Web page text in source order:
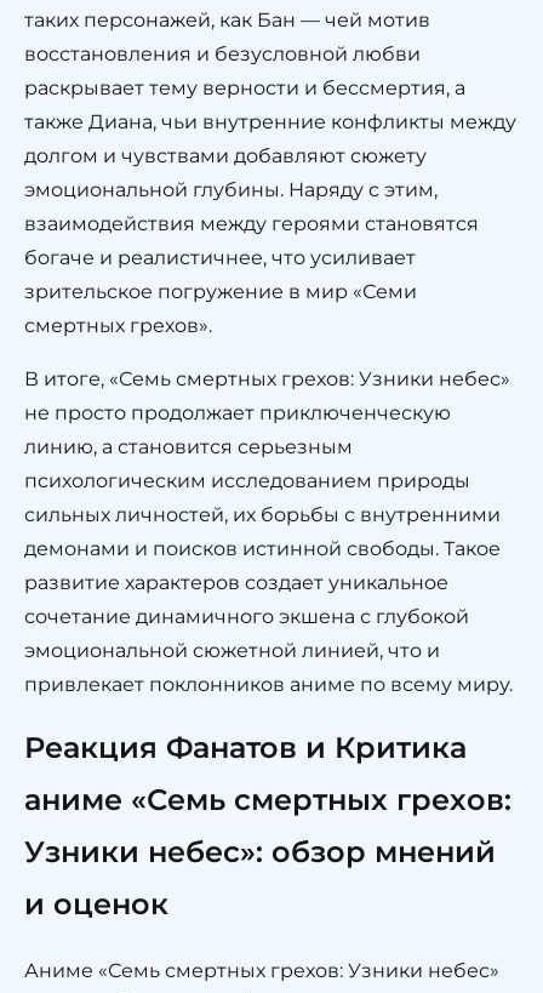
таких персонажей, как Бан — чей мотив
восстановления и безусловной любви
раскрывает тему верности и бессмертия, а
также Диана, чьи внутренние конфликты между
долгом и чувствами добавляют сюжету
эмоциональной глубины. Наряду с этим,
взаимодействия между героями становятся
богаче и реалистичнее, что усиливает
зрительское погружение в мир «Семи
смертных грехов».
В итоге, «Семь смертных грехов: Узники небес»
не просто продолжает приключенческую
линию, а становится серьезным
психологическим исследованием природы
сильных личностей, их борьбы с внутренними
демонами и поисков истинной свободы. Такое
развитие характеров создает уникальное
сочетание динамичного экшена с глубокой
эмоциональной сюжетной линией, что и
привлекает поклонников аниме по всему миру.
Реакция Фанатов и Критика
аниме «Семь смертных грехов:
Узники небес»: обзор мнений
и оценок
Аниме «Семь смертных грехов: Узники небес»